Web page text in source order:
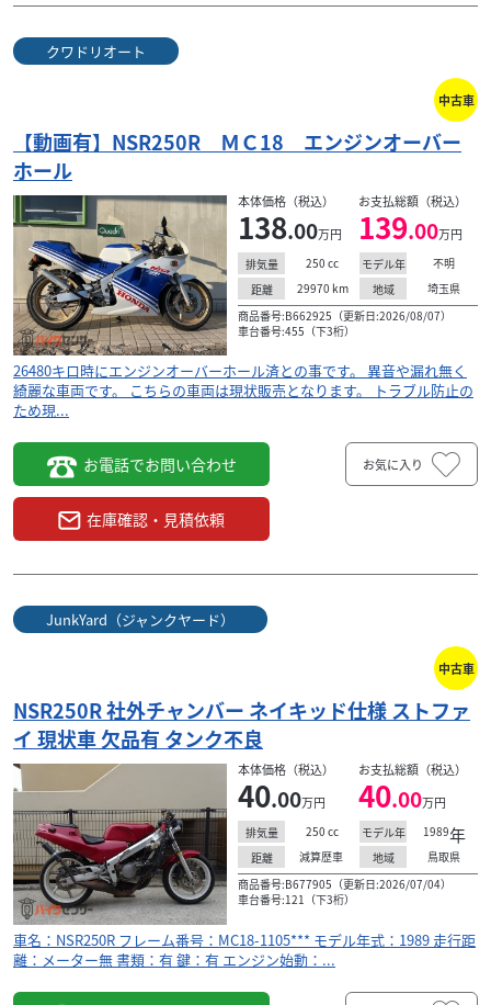
ホンダ
NSR250R ワンオーナー車
本体価格:ASK
希少カラ―黒/銀モデルの入荷です。ワンオーナー車になり
ます。当店常連様からの買取り車両になります。エンジン
は腰下開けておりませんのでO/Hベースになります...
ホンダ
NSR250R 社外チャンバー ネイキッド仕様 ストファイ
...
本体価格:40.00万円 （税込）
車名：NSR250R フレーム番号：MC18-1105*** モデル年
式：1989 走行距離：メーター無 書類：有 鍵：有 エンジン
始動：...
クワドリオート
中古車
【動画有】NSR250R ＭＣ18 エンジンオーバー
ホール
本体価格（税込）
138.00万円
お支払総額（税込）
139.00万円
排気量 250 cc モデル年
不明
距離
29970 km 地域
埼玉県
商品番号:B662925（更新日:2026/08/07）
車台番号:455（下3桁）
26480キロ時にエンジンオーバーホール済との事です。 異音や漏れ無く
綺麗な車両です。 こちらの車両は現状販売となります。 トラブル防止の
ため現...
お電話でお問い合わせ
在庫確認・見積依頼
お気に入り
JunkYard（ジャンクヤード）
中古車
NSR250R 社外チャンバー ネイキッド仕様 ストファ
イ 現状車 欠品有 タンク不良
本体価格（税込）
40.00万円
お支払総額（税込）
40.00万円
排気量 250 cc モデル年 1989年
距離 減算歴車 地域
鳥取県
商品番号:B677905（更新日:2026/07/04）
車台番号:121（下3桁）
車名：NSR250R フレーム番号：MC18-1105*** モデル年式：1989 走行距
離：メーター無 書類：有 鍵：有 エンジン始動：...